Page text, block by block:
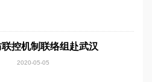
控机制联络组赴武汉
2020-05-05